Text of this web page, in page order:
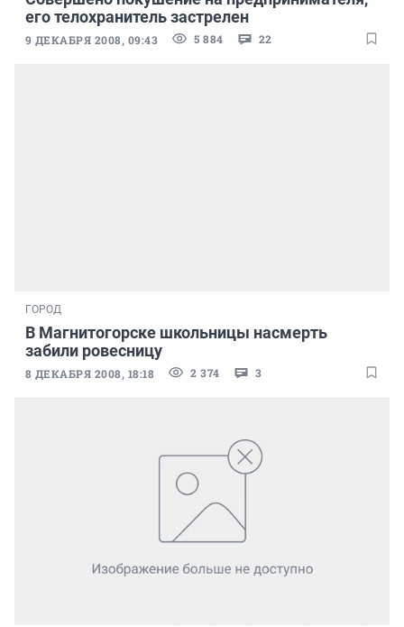
его телохранитель застрелен
9 ДЕКАБРЯ 2008, 09:43 5 884 22
ГОРОД
В Магнитогорске школьницы насмерть
забили ровесницу
8 ДЕКАБРЯ 2008, 18:18 2 374 3